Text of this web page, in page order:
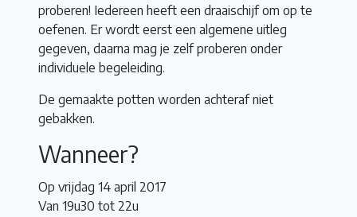
proberen! Iedereen heeft een draaischijf om op te
oefenen. Er wordt eerst een algemene uitleg
gegeven, daarna mag je zelf proberen onder
individuele begeleiding.
De gemaakte potten worden achteraf niet
gebakken.
Wanneer?
Op vrijdag 14 april 2017
Van 19u30 tot 22u